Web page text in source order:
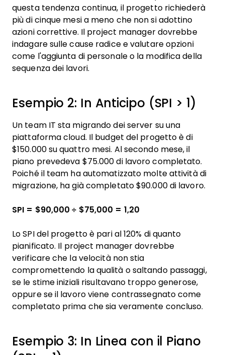
questa tendenza continua, il progetto richiederà
più di cinque mesi a meno che non si adottino
azioni correttive. Il project manager dovrebbe
indagare sulle cause radice e valutare opzioni
come l'aggiunta di personale o la modifica della
sequenza dei lavori.
Esempio 2: In Anticipo (SPI > 1)
Un team IT sta migrando dei server su una
piattaforma cloud. Il budget del progetto è di
$150.000 su quattro mesi. Al secondo mese, il
piano prevedeva $75.000 di lavoro completato.
Poiché il team ha automatizzato molte attività di
migrazione, ha già completato $90.000 di lavoro.
SPI = $90,000 ÷ $75,000 = 1,20
Lo SPI del progetto è pari al 120% di quanto
pianificato. Il project manager dovrebbe
verificare che la velocità non stia
compromettendo la qualità o saltando passaggi,
se le stime iniziali risultavano troppo generose,
oppure se il lavoro viene contrassegnato come
completato prima che sia veramente concluso.
Esempio 3: In Linea con il Piano